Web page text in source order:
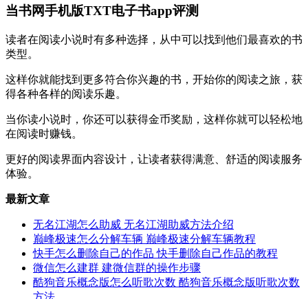
当书网手机版TXT电子书app评测
读者在阅读小说时有多种选择，从中可以找到他们最喜欢的书
类型。
这样你就能找到更多符合你兴趣的书，开始你的阅读之旅，获
得各种各样的阅读乐趣。
当你读小说时，你还可以获得金币奖励，这样你就可以轻松地
在阅读时赚钱。
更好的阅读界面内容设计，让读者获得满意、舒适的阅读服务
体验。
最新文章
无名江湖怎么助威 无名江湖助威方法介绍
巅峰极速怎么分解车辆 巅峰极速分解车辆教程
快手怎么删除自己的作品 快手删除自己作品的教程
微信怎么建群 建微信群的操作步骤
酷狗音乐概念版怎么听歌次数 酷狗音乐概念版听歌次数
方法